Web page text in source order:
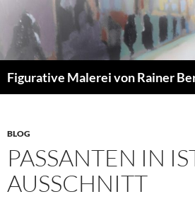
Inhalt
springen
BLOG
PASSANTEN IN
AUSSCHNITT